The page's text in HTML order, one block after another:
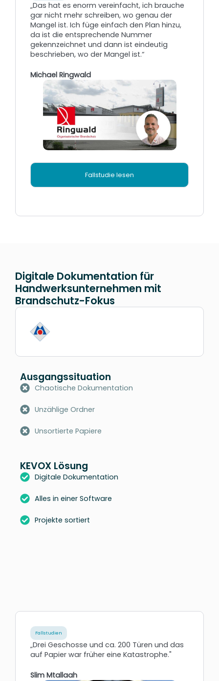
„Das hat es enorm vereinfacht, ich brauche
gar nicht mehr schreiben, wo genau der
Mangel ist. Ich füge einfach den Plan hinzu,
da ist die entsprechende Nummer
gekennzeichnet und dann ist eindeutig
beschrieben, wo der Mangel ist.“
Michael Ringwald
Fallstudie lesen
Digitale Dokumentation für
Handwerksunternehmen mit
Brandschutz-Fokus
Fallstudien
„Drei Geschosse und ca. 200 Türen und das
auf Papier war früher eine Katastrophe."
Slim Mtallaah
Ausgangssituation
Chaotische Dokumentation
Unzählige Ordner
Unsortierte Papiere
KEVOX Lösung
Digitale Dokumentation
Alles in einer Software
Projekte sortiert